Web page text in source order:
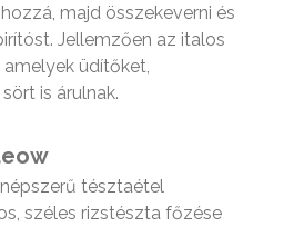
majd összekeverni és
Jellemzően az italos
üdítőket,
is árulnak.
tésztaétel
széles rizstészta főzése